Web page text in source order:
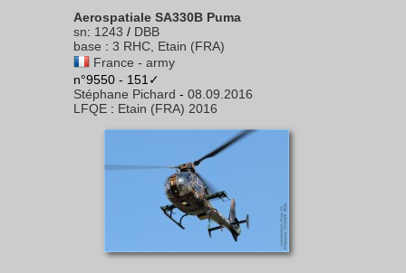
Aerospatiale SA330B Puma
sn: 1243 / DBB
base : 3 RHC, Etain (FRA)
France - army
n°9550 - 151✓
Stéphane Pichard - 08.09.2016
LFQE : Etain (FRA) 2016